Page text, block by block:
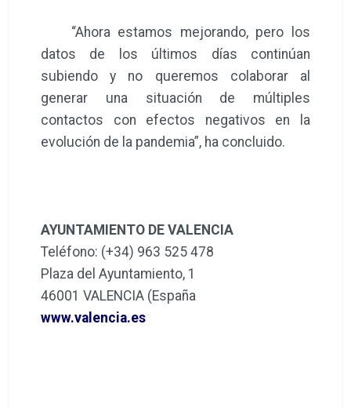
“Ahora estamos mejorando, pero los
datos de los últimos días continúan
subiendo y no queremos colaborar al
generar una situación de múltiples
contactos con efectos negativos en la
evolución de la pandemia”, ha concluido.
AYUNTAMIENTO DE VALENCIA
Teléfono: (+34) 963 525 478
Plaza del Ayuntamiento, 1
46001 VALENCIA (España
www.valencia.es